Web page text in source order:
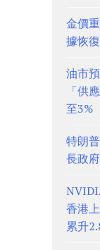
金價
據恢
油市
「供
至3%
特朗
長政
香港
累升